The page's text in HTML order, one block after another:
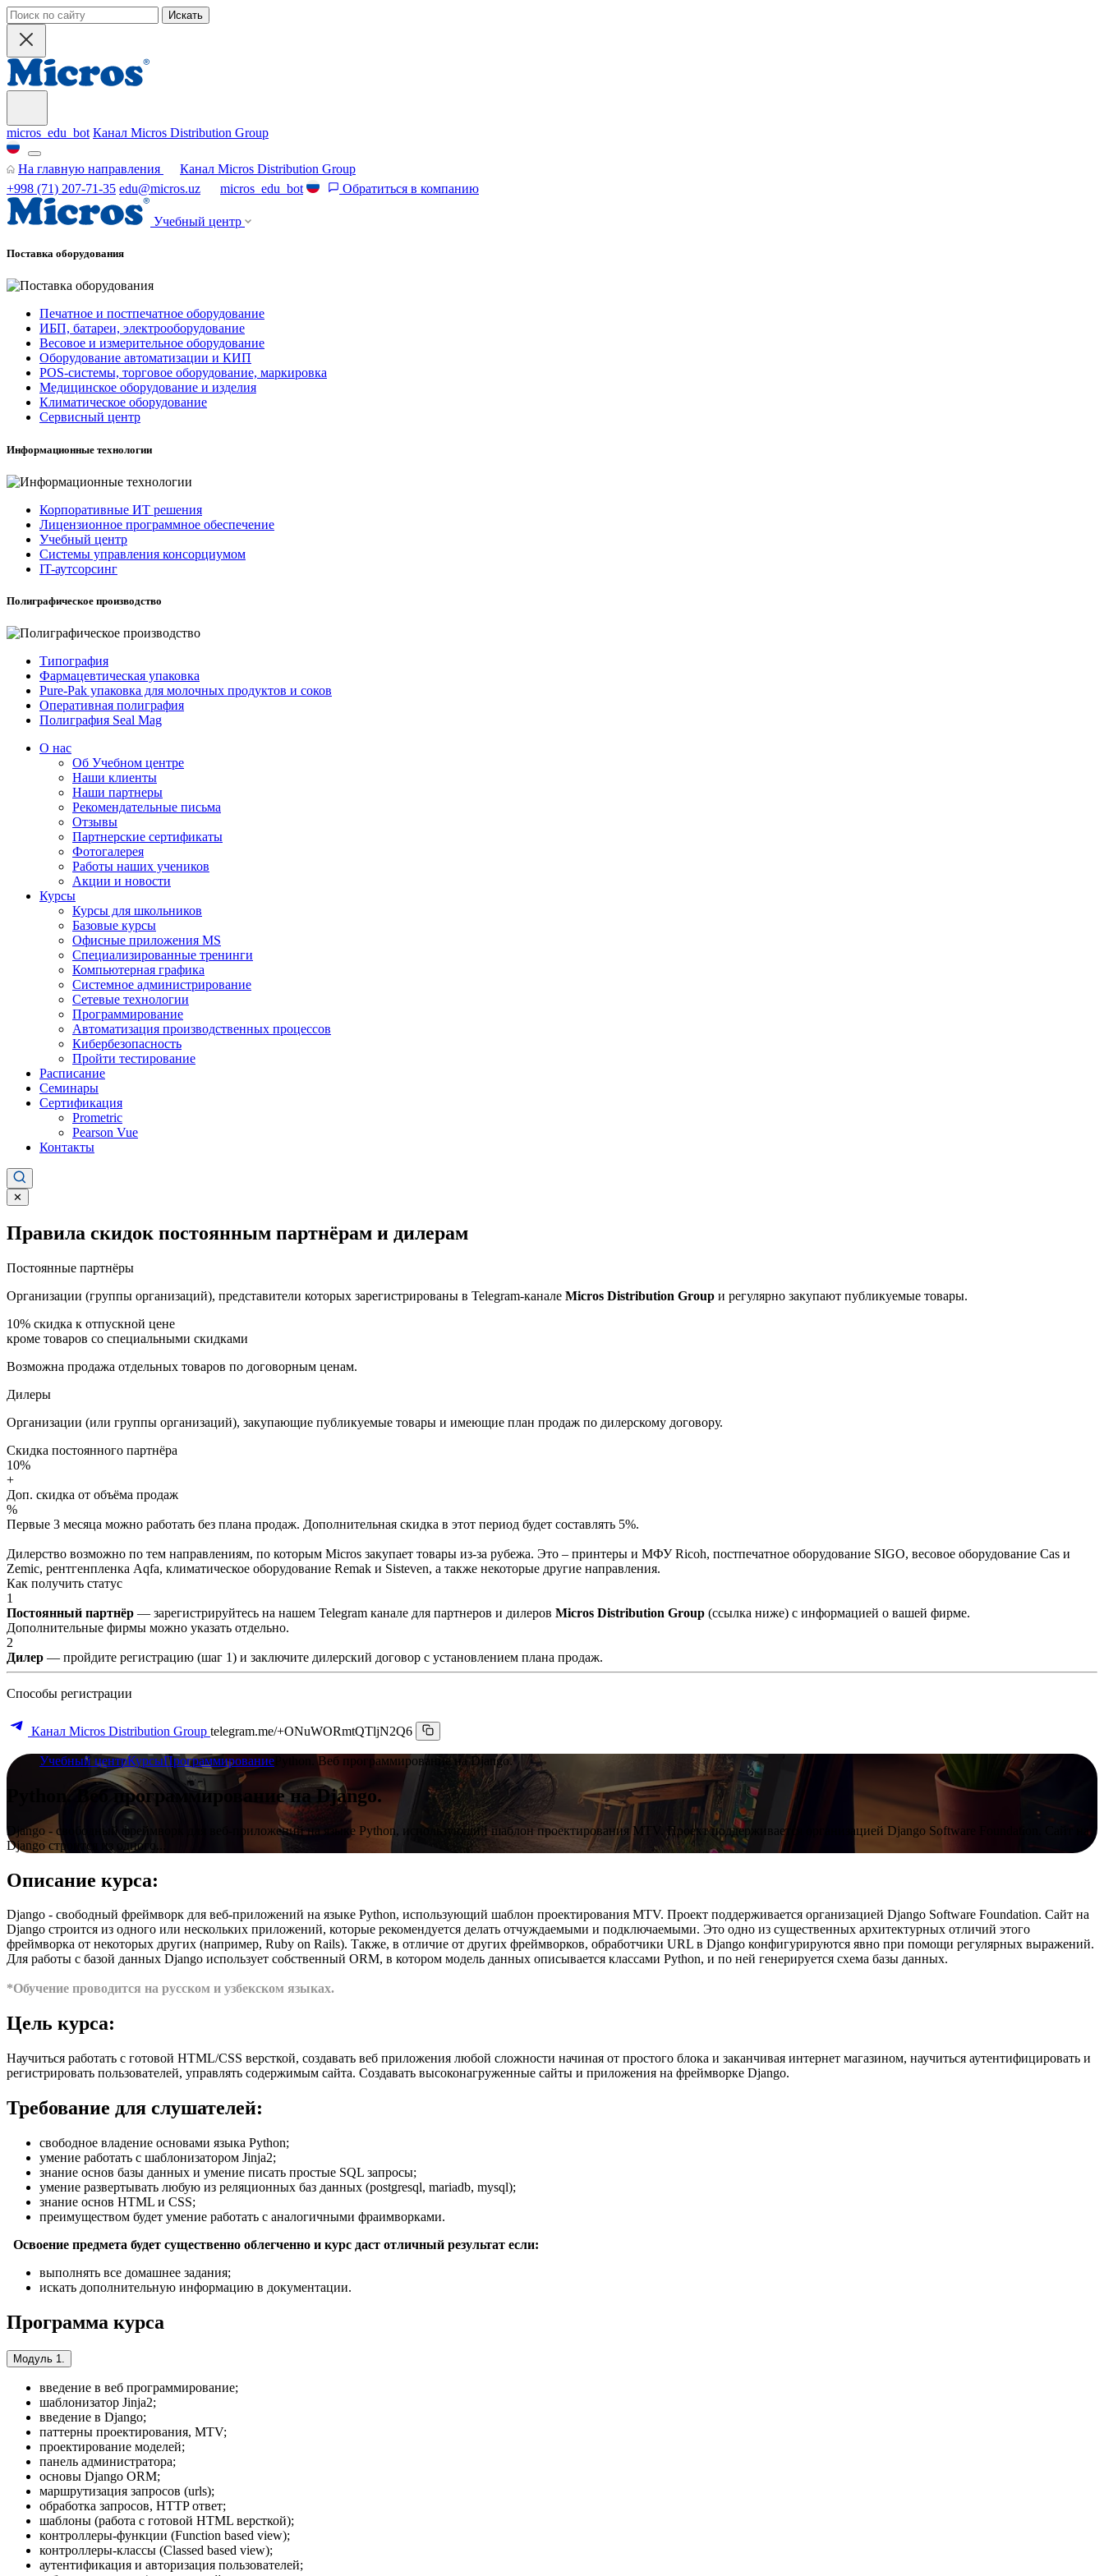
Искать
micros_edu_bot Канал Micros Distribution Group
На главную направления
Канал Micros Distribution Group
+998 (71) 207-71-35 edu@micros.uz micros_edu_bot Обратиться в компанию
Учебный центр
Поставка оборудования
Печатное и постпечатное оборудование
ИБП, батареи, электрооборудование
Весовое и измерительное оборудование
Оборудование автоматизации и КИП
POS-системы, торговое оборудование, маркировка
Медицинское оборудование и изделия
Климатическое оборудование
Сервисный центр
Информационные технологии
Корпоративные ИТ решения
Лицензионное программное обеспечение
Учебный центр
Системы управления консорциумом
IT-аутсорсинг
Полиграфическое производство
Типография
Фармацевтическая упаковка
Pure-Pak упаковка для молочных продуктов и соков
Оперативная полиграфия
Полиграфия Seal Mag
О нас
Об Учебном центре
Наши клиенты
Наши партнеры
Рекомендательные письма
Отзывы
Партнерские сертификаты
Фотогалерея
Работы наших учеников
Акции и новости
Курсы
Курсы для школьников
Базовые курсы
Офисные приложения MS
Специализированные тренинги
Компьютерная графика
Системное администрирование
Сетевые технологии
Программирование
Автоматизация производственных процессов
Кибербезопасность
Пройти тестирование
Расписание
Семинары
Сертификация
Prometric
Pearson Vue
Контакты
✕
Правила скидок постоянным партнёрам и дилерам
Постоянные партнёры
Организации (группы организаций), представители которых зарегистрированы в Telegram-канале Micros Distribution Group и регулярно закупают публикуемые товары.
10% скидка к отпускной цене
кроме товаров со специальными скидками
Возможна продажа отдельных товаров по договорным ценам.
Дилеры
Организации (или группы организаций), закупающие публикуемые товары и имеющие план продаж по дилерскому договору.
Скидка постоянного партнёра
10%
+
Доп. скидка от объёма продаж
%
Первые 3 месяца можно работать без плана продаж. Дополнительная скидка в этот период будет составлять 5%.
Дилерство возможно по тем направлениям, по которым Micros закупает товары из-за рубежа. Это – принтеры и МФУ Ricoh, постпечатное оборудование SIGO, весовое оборудование Cas и
Zemic, рентгенпленка Aqfa, климатическое оборудование Remak и Sisteven, а также некоторые другие направления.
Как получить статус
1
Постоянный партнёр — зарегистрируйтесь на нашем Telegram канале для партнеров и дилеров Micros Distribution Group (ссылка ниже) с информацией о вашей фирме.
Дополнительные фирмы можно указать отдельно.
2
Дилер — пройдите регистрацию (шаг 1) и заключите дилерский договор с установлением плана продаж.
Способы регистрации
Канал Micros Distribution Group telegram.me/+ONuWORmtQTljN2Q6
Учебный центрКурсыПрограммирование Python. Веб программирование на Django.
Python. Веб программирование на Django.
Django - свободный фреймворк для веб-приложений на языке Python, использующий шаблон проектирования MTV. Проект поддерживается организацией Django Software Foundation. Сайт на
Django строится из одного...
Описание курса:
Django - свободный фреймворк для веб-приложений на языке Python, использующий шаблон проектирования MTV. Проект поддерживается организацией Django Software Foundation. Сайт на
Django строится из одного или нескольких приложений, которые рекомендуется делать отчуждаемыми и подключаемыми. Это одно из существенных архитектурных отличий этого
фреймворка от некоторых других (например, Ruby on Rails). Также, в отличие от других фреймворков, обработчики URL в Django конфигурируются явно при помощи регулярных выражений.
Для работы с базой данных Django использует собственный ORM, в котором модель данных описывается классами Python, и по ней генерируется схема базы данных.
*Обучение проводится на русском и узбекском языках.
Цель курса:
Научиться работать с готовой HTML/CSS версткой, создавать веб приложения любой сложности начиная от простого блока и заканчивая интернет магазином, научиться аутентифицировать и
регистрировать пользователей, управлять содержимым сайта. Создавать высоконагруженные сайты и приложения на фреймворке Django.
Требование для слушателей:
свободное владение основами языка Python;
умение работать с шаблонизатором Jinja2;
знание основ базы данных и умение писать простые SQL запросы;
умение развертывать любую из реляционныx баз данных (postgresql, mariadb, mysql);
знание основ HTML и CSS;
преимуществом будет умение работать с аналогичными фраимворками.
Освоение предмета будет существенно облегченно и курс даст отличный результат если:
выполнять все домашнее задания;
искать дополнительную информацию в документации.
Программа курса
Модуль 1.
введение в веб программирование;
шаблонизатор Jinja2;
введение в Django;
паттерны проектирования, MTV;
проектирование моделей;
панель администратора;
основы Django ORM;
маршрутизация запросов (urls);
обработка запросов, HTTP ответ;
шаблоны (работа с готовой HTML версткой);
контроллеры-функции (Function based view);
контроллеры-классы (Classed based view);
аутентификация и авторизация пользователей;